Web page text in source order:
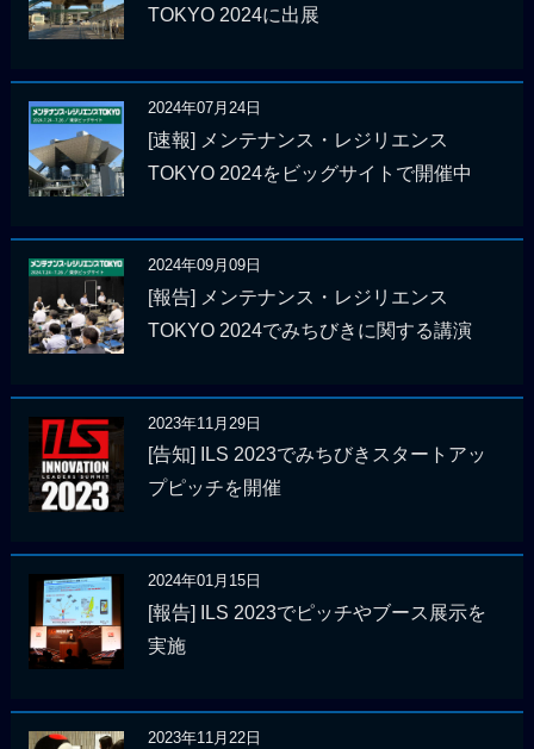
TOKYO 2024に出展
2024年07月24日
[速報] メンテナンス・レジリエンス
TOKYO 2024をビッグサイトで開催中
2024年09月09日
[報告] メンテナンス・レジリエンス
TOKYO 2024でみちびきに関する講演
2023年11月29日
[告知] ILS 2023でみちびきスタートアッ
プピッチを開催
2024年01月15日
[報告] ILS 2023でピッチやブース展示を
実施
2023年11月22日